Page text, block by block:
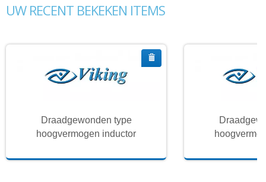
UW RECENT BEKEKEN ITEMS
Draadgewonden type
hoogvermogen inductor